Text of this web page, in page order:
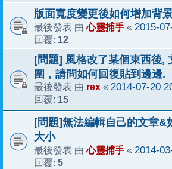
版面寬度變更後如何增加背
最後發表 由心靈捕手 « 2015-
回覆: 12
[問題] 風格改了某個東西後,
圍，請問如何回復貼到邊邊.
最後發表 由 rex « 2014-07-20
回覆: 15
[問題]無法編輯自己的文章&
大小
最後發表 由心靈捕手 « 2014-
回覆: 5